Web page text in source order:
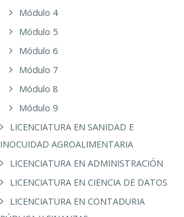
Módulo 4
Módulo 5
Módulo 6
Módulo 7
Módulo 8
Módulo 9
LICENCIATURA EN SANIDAD E
INOCUIDAD AGROALIMENTARIA
LICENCIATURA EN ADMINISTRACIÓN
LICENCIATURA EN CIENCIA DE DATOS
LICENCIATURA EN CONTADURIA